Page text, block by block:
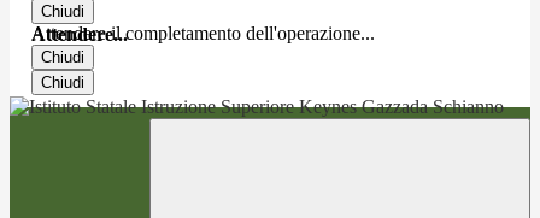
Chiudi
Attendere...
Attendere il completamento dell'operazione...
Chiudi
Chiudi